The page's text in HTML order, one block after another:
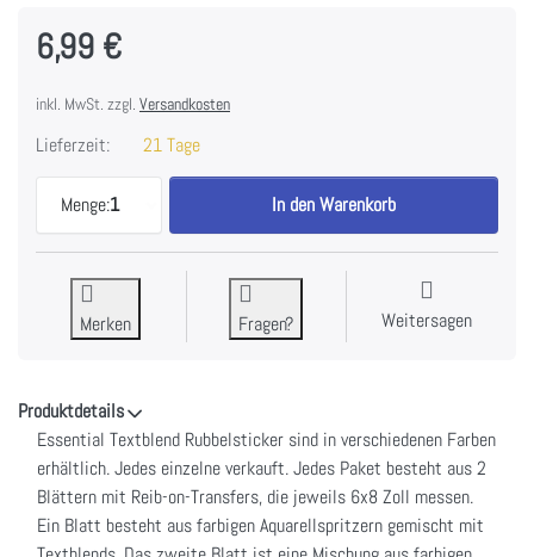
6,99 €
inkl. MwSt. zzgl. Versandkosten
Lieferzeit: 21 Tage
Menge:1
49 And Market Essential Textblends Rub-Ons
In den Warenkorb
Merken Fragen? Weitersagen
Produktdetails
Essential Textblend Rubbelsticker sind in verschiedenen Farben
erhältlich. Jedes einzelne verkauft. Jedes Paket besteht aus 2
Blättern mit Reib-on-Transfers, die jeweils 6x8 Zoll messen.
Ein Blatt besteht aus farbigen Aquarellspritzern gemischt mit